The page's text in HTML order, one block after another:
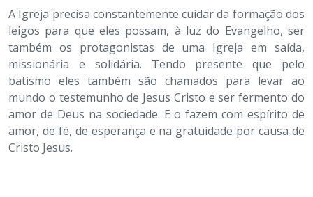
A Igreja precisa constantemente cuidar da formação dos
leigos para que eles possam, à luz do Evangelho, ser
também os protagonistas de uma Igreja em saída,
missionária e solidária. Tendo presente que pelo
batismo eles também são chamados para levar ao
mundo o testemunho de Jesus Cristo e ser fermento do
amor de Deus na sociedade. E o fazem com espírito de
amor, de fé, de esperança e na gratuidade por causa de
Cristo Jesus.